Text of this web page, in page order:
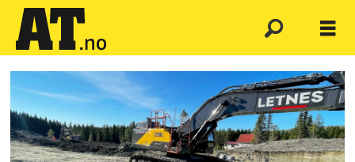
Emne:
formueskatt